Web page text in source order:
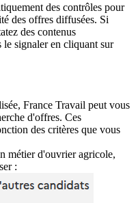
des contrôles pour
des offres diffusées. Si
des contenus
signaler en cliquant sur
France Travail peut vous
d'offres. Ces
des critères que vous
métier d'ouvrier agricole,
: